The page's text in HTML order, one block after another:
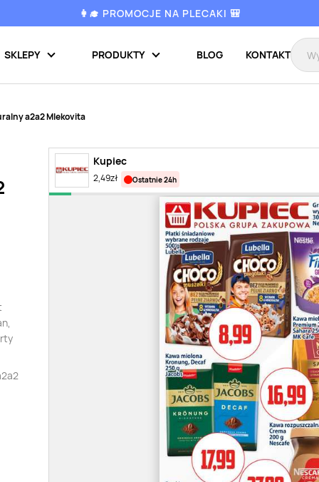
👩‍🎓 PROMOCJE NA PLECAKI 🎒
SKLEPY PRODUKTY BLOG KONTAKT
a2a2 Mlekovita
Kupiec
2,49zł ostatnie 24h